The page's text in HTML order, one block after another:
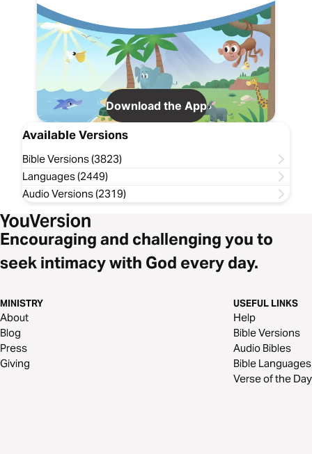
Download the App
Available Versions
Bible Versions (3823)
Languages (2449)
Audio Versions (2319)
Encouraging and challenging you to
seek intimacy with God every day.
MINISTRY
About
Blog
Press
Giving
USEFUL LINKS
Help
Bible Versions
Audio Bibles
Bible Languages
Verse of the Day